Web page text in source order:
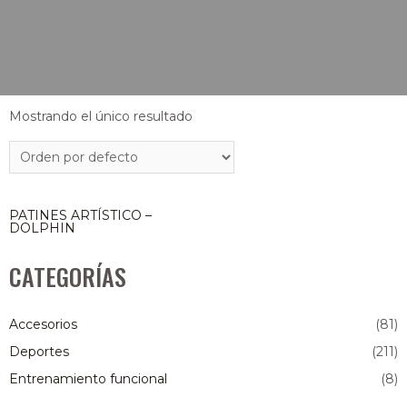
CATEGORÍAS
Accesorios
(81)
Deportes
(211)
Entrenamiento funcional
(8)
Mostrando el único resultado
PATINES ARTÍSTICO –
DOLPHIN